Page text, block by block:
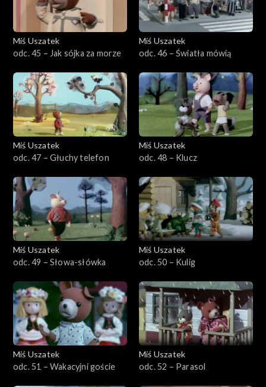
Miś Uszatek
odc. 45 – Jak sójka za morze
Miś Uszatek
odc. 46 – Światła mówią
Miś Uszatek
odc. 47 – Głuchy telefon
Miś Uszatek
odc. 48 – Klucz
Miś Uszatek
odc. 49 – Słowa-słówka
Miś Uszatek
odc. 50 – Kulig
Miś Uszatek
odc. 51 – Wakacyjni goście
Miś Uszatek
odc. 52 – Parasol